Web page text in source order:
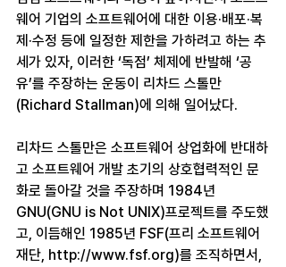
웨어 기업의 소프트웨어에 대한 이용·배포·복
제·수정 등에 일정한 제한을 가하려고 하는 추
세가 있자, 이러한 ‘독점’ 체제에 반발해 ‘공
유’를 주장하는 운동이 리차드 스톨만
(Richard Stallman)에 의해 일어났다.
리차드 스톨만은 소프트웨어 상업화에 반대하
고 소프트웨어 개발 초기의 상호협력적인 문
화로 돌아갈 것을 주장하며 1984년
GNU(GNU is Not UNIX)프로젝트를 주도했
고, 이듬해인 1985년 FSF(프리 소프트웨어
재단, http://www.fsf.org)를 조직하면서,